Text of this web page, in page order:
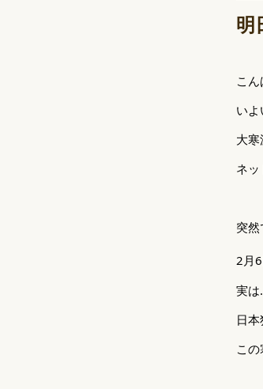
明
こん
い
大寒
ネ
突
2月
実は
日
こ